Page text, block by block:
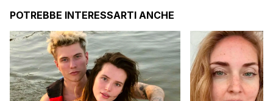
POTREBBE INTERESSARTI ANCHE